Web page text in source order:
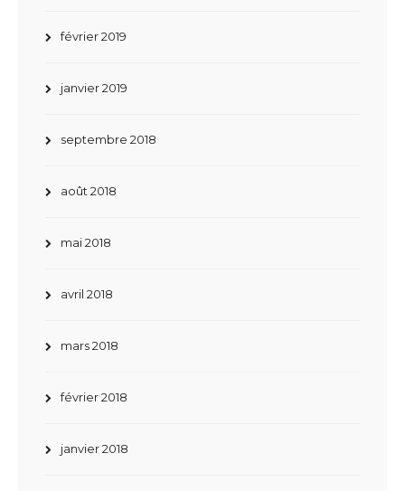
février 2019
janvier 2019
septembre 2018
août 2018
mai 2018
avril 2018
mars 2018
février 2018
janvier 2018